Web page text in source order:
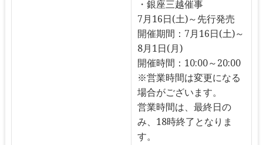
・銀座三越催事
7月16日(土)～先行発売
開催期間：7月16日(土)～
8月1日(月)
開催時間：10:00～20:00
※営業時間は変更になる
場合がございます。
営業時間は、最終日の
み、18時終了となりま
す。